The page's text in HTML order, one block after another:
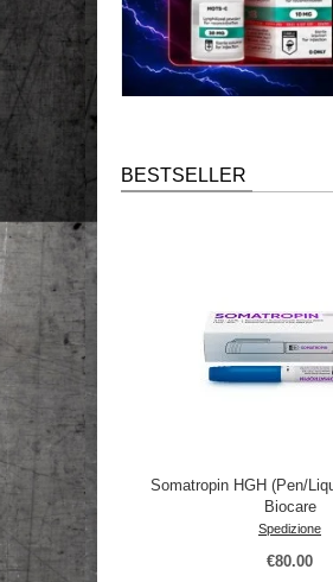
BESTSELLER
Somatropin HGH (Pen/
Biocare
Spedizione
€80.00